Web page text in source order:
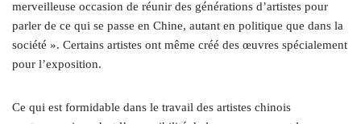
merveilleuse occasion de réunir des générations d’artistes pour
parler de ce qui se passe en Chine, autant en politique que dans la
société ». Certains artistes ont même créé des œuvres spécialement
pour l’exposition.
Ce qui est formidable dans le travail des artistes chinois